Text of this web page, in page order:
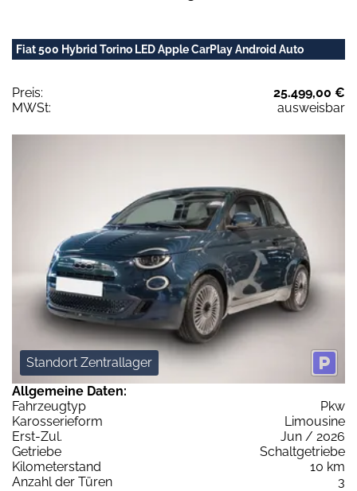
Fiat 500 Hybrid Torino LED Apple CarPlay Android Auto
Preis:
25.499,00 €
MWSt:
ausweisbar
Standort Zentrallager
Allgemeine Daten:
Fahrzeugtyp
Pkw
Karosserieform
Limousine
Erst-Zul.
Jun / 2026
Getriebe
Schaltgetriebe
Kilometerstand
10 km
Anzahl der Türen
3